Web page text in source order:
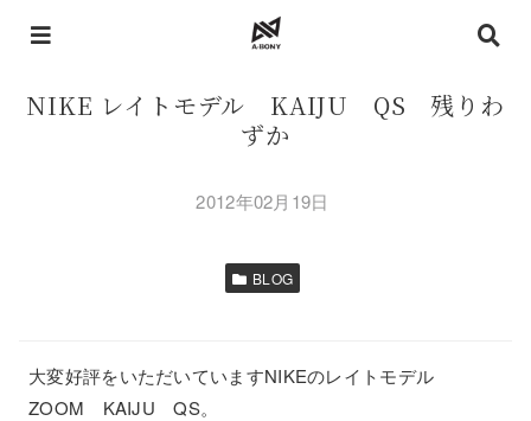
NIKE レイトモデル KAIJU QS 残りわ
ずか
2012年02月19日
BLOG
大変好評をいただいていますNIKEのレイトモデル
ZOOM KAIJU QS。